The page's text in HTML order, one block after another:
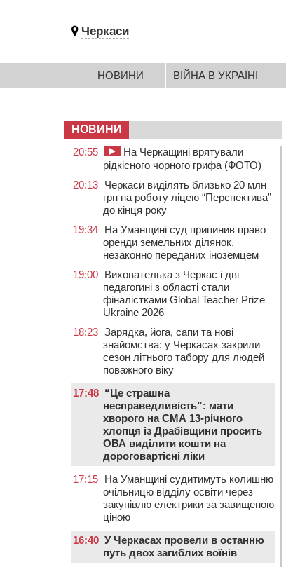
Черкаси
НОВИНИ ВІЙНА В УКРАЇНІ
НОВИНИ
20:55
На Черкащині врятували
рідкісного чорного грифа (ФОТО)
20:13 Черкаси виділять близько 20 млн
грн на роботу ліцею “Перспектива”
до кінця року
19:34 На Уманщині суд припинив право
оренди земельних ділянок,
незаконно переданих іноземцем
19:00 Вихователька з Черкас і дві
педагогині з області стали
фіналістками Global Teacher Prize
Ukraine 2026
18:23 Зарядка, йога, сапи та нові
знайомства: у Черкасах закрили
сезон літнього табору для людей
поважного віку
17:48 “Це страшна
несправедливість”: мати
хворого на СМА 13-річного
хлопця із Драбівщини просить
ОВА виділити кошти на
дороговартісні ліки
17:15 На Уманщині судитимуть колишню
очільницю відділу освіти через
закупівлю електрики за завищеною
ціною
16:40 У Черкасах провели в останню
путь двох загиблих воїнів